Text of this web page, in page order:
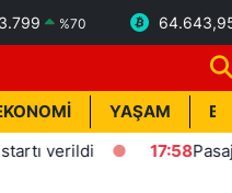
%70
YAŞAM
17:58 Pasajda